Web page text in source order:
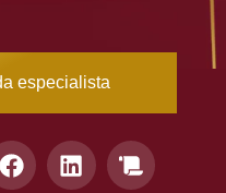
especialista